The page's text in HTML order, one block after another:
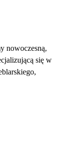
nowoczesną,
się w